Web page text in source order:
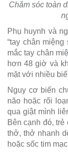
Chăm sóc toàn
Phụ huynh và
“tay chân
mắc tay chân
hơn 48 giờ và
mặt với nhiều
Nguy cơ biến
não hoặc rối
qua giật mình
Bên cạnh đó,
thở, thở nhanh
hoặc sốc tim